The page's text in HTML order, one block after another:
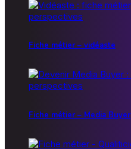
Fiche métier – vidéaste
Fiche métier – Media Buyer